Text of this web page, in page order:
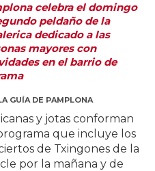
celebra el domingo
peldaño de la
dedicado a las
mayores con
en el barrio de
GUÍA DE PAMPLONA
y jotas conforman
que incluye los
de Txingones de la
por la mañana y de